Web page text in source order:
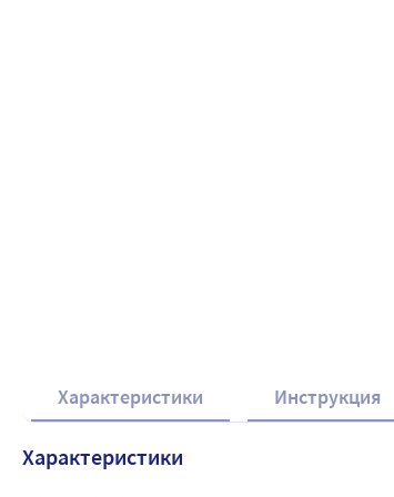
Характеристики Инструкция
Характеристики